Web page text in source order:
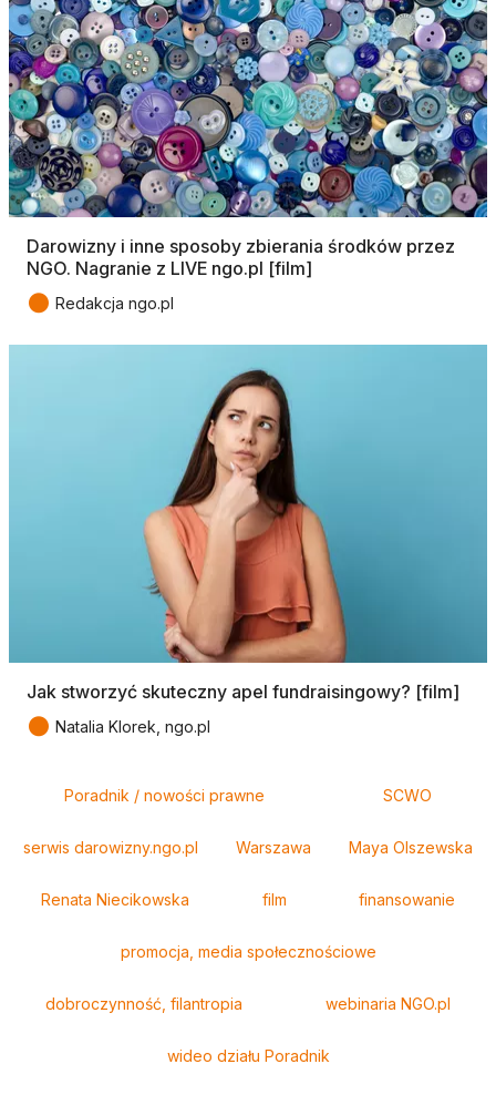
Darowizny i inne sposoby zbierania środków przez
NGO. Nagranie z LIVE ngo.pl [film]
● Redakcja ngo.pl
Jak stworzyć skuteczny apel fundraisingowy? [film]
● Natalia Klorek, ngo.pl
Poradnik / nowości prawne SCWO
serwis darowizny.ngo.pl Warszawa Maya Olszewska
Renata Niecikowska film finansowanie
promocja, media społecznościowe
dobroczynność, filantropia webinaria NGO.pl
wideo działu Poradnik